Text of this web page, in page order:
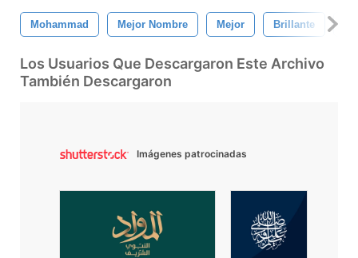
Mohammad Mejor Nombre Mejor Brillante
Los Usuarios Que Descargaron Este Archivo
También Descargaron
Imágenes patrocinadas